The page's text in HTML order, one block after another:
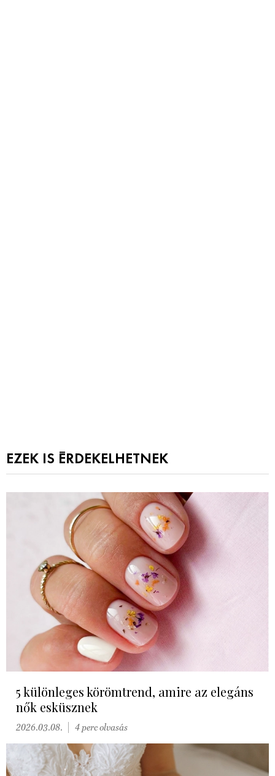
EZEK IS ÉRDEKELHETNEK
5 különleges körömtrend, amire az elegáns
nők esküsznek
2026.03.08. 4 perc olvasás